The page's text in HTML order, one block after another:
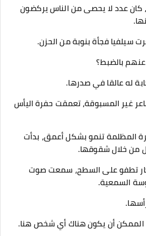
كان عدد لا يحصى من الناس يركضون
سيلفيا فجأة بنوبة من الحزن.
بالضبط؟
له عالقا في صدرها.
غير المسبوقة، تعمقت حفرة اليأس
المظلمة تنمو بشكل أعمق، بدأت
من خلال شقوقها.
تطفو على السطح، سمعت صوت
السمعية.
الممكن أن يكون هناك أي شخص هنا.